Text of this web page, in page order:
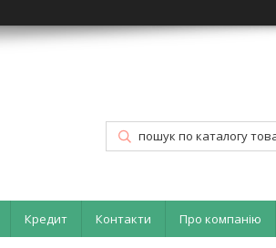
Кредит Контакти Про компанію